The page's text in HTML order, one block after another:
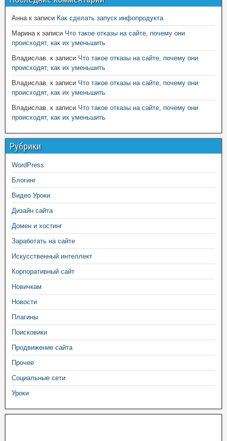
Аннак записи Как сделать запуск инфопродукта
Маринак записи Что такое отказы на сайте, почему они
происходят, как их уменьшить
Владислав. к записи Что такое отказы на сайте, почему они
происходят, как их уменьшить
Владислав. к записи Что такое отказы на сайте, почему они
происходят, как их уменьшить
Владислав. к записи Что такое отказы на сайте, почему они
происходят, как их уменьшить
Рубрики
WordPress
Блогинг
Видео Уроки
Дизайн сайта
Домен и хостинг
Заработать на сайте
Искусственный интеллект
Корпоративный сайт
Новичкам
Новости
Плагины
Поисковики
Продвижение сайта
Прочее
Социальные сети
Уроки